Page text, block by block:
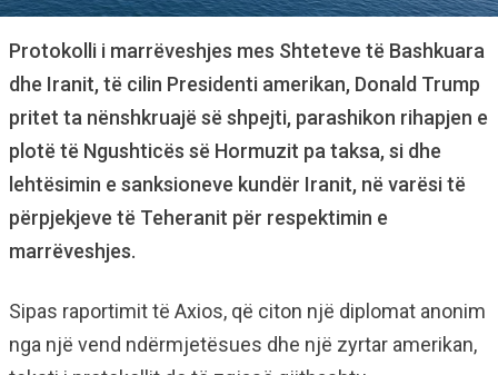
Protokolli i marrëveshjes mes Shteteve të Bashkuara
dhe Iranit, të cilin Presidenti amerikan, Donald Trump
pritet ta nënshkruajë së shpejti, parashikon rihapjen e
plotë të Ngushticës së Hormuzit pa taksa, si dhe
lehtësimin e sanksioneve kundër Iranit, në varësi të
përpjekjeve të Teheranit për respektimin e
marrëveshjes.
Sipas raportimit të Axios, që citon një diplomat anonim
nga një vend ndërmjetësues dhe një zyrtar amerikan,